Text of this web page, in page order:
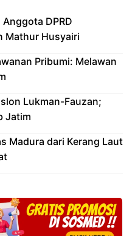
DPRD
Mathur Husyairi
Pribumi: Melawan
Lukman-Fauzan;
Jatim
Madura dari Kerang Laut